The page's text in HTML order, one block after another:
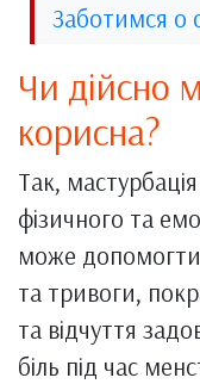
Заботимся о
Чи дійсно
корисна?
Так,
фізичного та
може
та тривоги,
та відчуття
біль під час